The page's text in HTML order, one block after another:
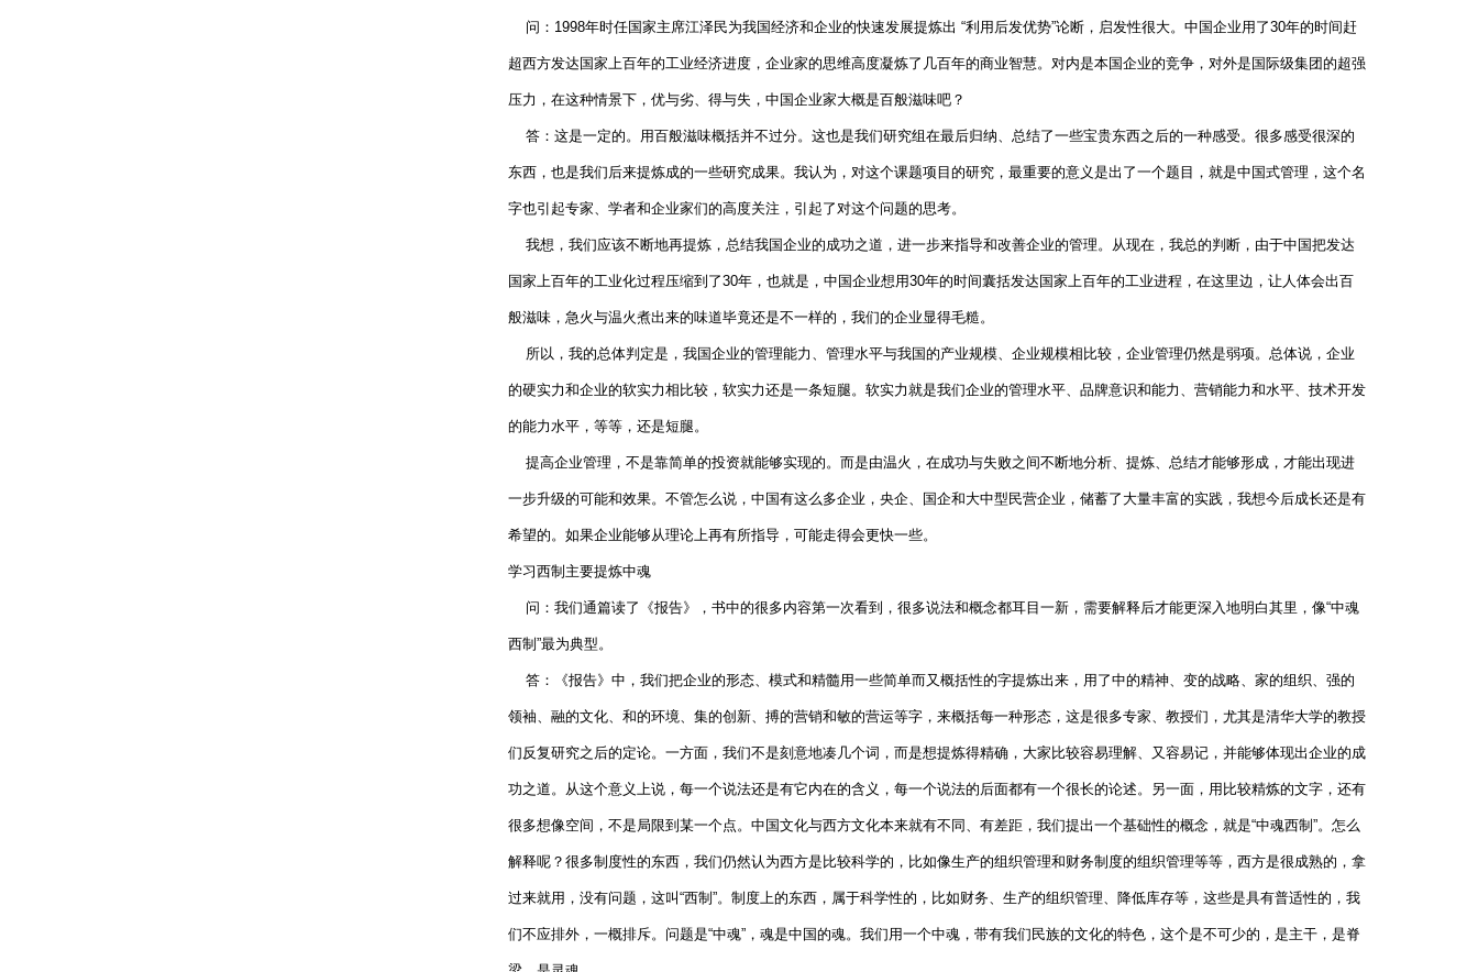
问：1998年时任国家主席江泽民为我国经济和企业的快速发展提炼出 “利用后发优势”论断，启发性很大。中国企业用了30年的时间赶
超西方发达国家上百年的工业经济进度，企业家的思维高度凝炼了几百年的商业智慧。对内是本国企业的竞争，对外是国际级集团的超强
压力，在这种情景下，优与劣、得与失，中国企业家大概是百般滋味吧？
答：这是一定的。用百般滋味概括并不过分。这也是我们研究组在最后归纳、总结了一些宝贵东西之后的一种感受。很多感受很深的
东西，也是我们后来提炼成的一些研究成果。我认为，对这个课题项目的研究，最重要的意义是出了一个题目，就是中国式管理，这个名
字也引起专家、学者和企业家们的高度关注，引起了对这个问题的思考。
我想，我们应该不断地再提炼，总结我国企业的成功之道，进一步来指导和改善企业的管理。从现在，我总的判断，由于中国把发达
国家上百年的工业化过程压缩到了30年，也就是，中国企业想用30年的时间囊括发达国家上百年的工业进程，在这里边，让人体会出百
般滋味，急火与温火煮出来的味道毕竟还是不一样的，我们的企业显得毛糙。
所以，我的总体判定是，我国企业的管理能力、管理水平与我国的产业规模、企业规模相比较，企业管理仍然是弱项。总体说，企业
的硬实力和企业的软实力相比较，软实力还是一条短腿。软实力就是我们企业的管理水平、品牌意识和能力、营销能力和水平、技术开发
的能力水平，等等，还是短腿。
提高企业管理，不是靠简单的投资就能够实现的。而是由温火，在成功与失败之间不断地分析、提炼、总结才能够形成，才能出现进
一步升级的可能和效果。不管怎么说，中国有这么多企业，央企、国企和大中型民营企业，储蓄了大量丰富的实践，我想今后成长还是有
希望的。如果企业能够从理论上再有所指导，可能走得会更快一些。
学习西制主要提炼中魂
问：我们通篇读了《报告》，书中的很多内容第一次看到，很多说法和概念都耳目一新，需要解释后才能更深入地明白其里，像“中魂
西制”最为典型。
答：《报告》中，我们把企业的形态、模式和精髓用一些简单而又概括性的字提炼出来，用了中的精神、变的战略、家的组织、强的
领袖、融的文化、和的环境、集的创新、搏的营销和敏的营运等字，来概括每一种形态，这是很多专家、教授们，尤其是清华大学的教授
们反复研究之后的定论。一方面，我们不是刻意地凑几个词，而是想提炼得精确，大家比较容易理解、又容易记，并能够体现出企业的成
功之道。从这个意义上说，每一个说法还是有它内在的含义，每一个说法的后面都有一个很长的论述。另一面，用比较精炼的文字，还有
很多想像空间，不是局限到某一个点。中国文化与西方文化本来就有不同、有差距，我们提出一个基础性的概念，就是“中魂西制”。怎么
解释呢？很多制度性的东西，我们仍然认为西方是比较科学的，比如像生产的组织管理和财务制度的组织管理等等，西方是很成熟的，拿
过来就用，没有问题，这叫“西制”。制度上的东西，属于科学性的，比如财务、生产的组织管理、降低库存等，这些是具有普适性的，我
们不应排外，一概排斥。问题是“中魂”，魂是中国的魂。我们用一个中魂，带有我们民族的文化的特色，这个是不可少的，是主干，是脊